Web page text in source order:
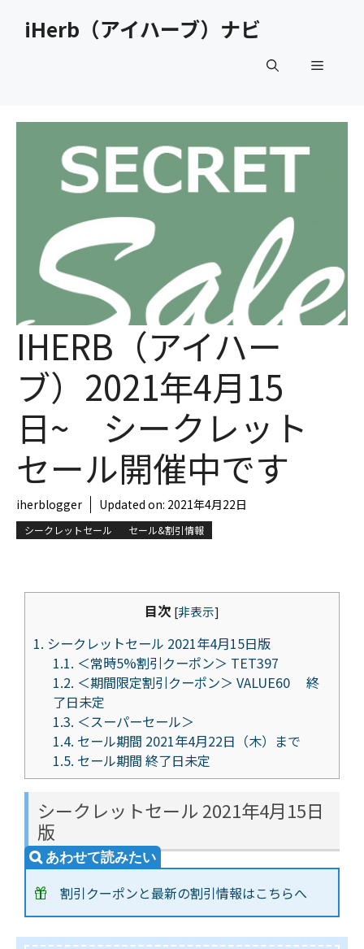
iHerb（アイハーブ）ナビ
メ
IHERB（アイハー
ブ）2021年4月15
日~ シークレット
セール開催中です
iherblogger Updated on: 2021年4月22日
シークレットセール セール&割引情報
目次 [非表示]
1. シークレットセール 2021年4月15日版
1.1. ＜常時5%割引クーポン＞ TET397
1.2. ＜期間限定割引クーポン＞ VALUE60 終
了日未定
1.3. ＜スーパーセール＞
1.4. セール期間 2021年4月22日（木）まで
1.5. セール期間 終了日未定
シークレットセール 2021年4月15日
版
割引クーポンと最新の割引情報はこちらへ